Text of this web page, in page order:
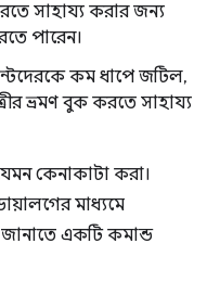
সাহায্য করার জন্য
পারেন।
কম ধাপে জটিল,
ভ্রমণ বুক করতে সাহায্য
কেনাকাটা করা।
মাধ্যমে
একটি কমান্ড